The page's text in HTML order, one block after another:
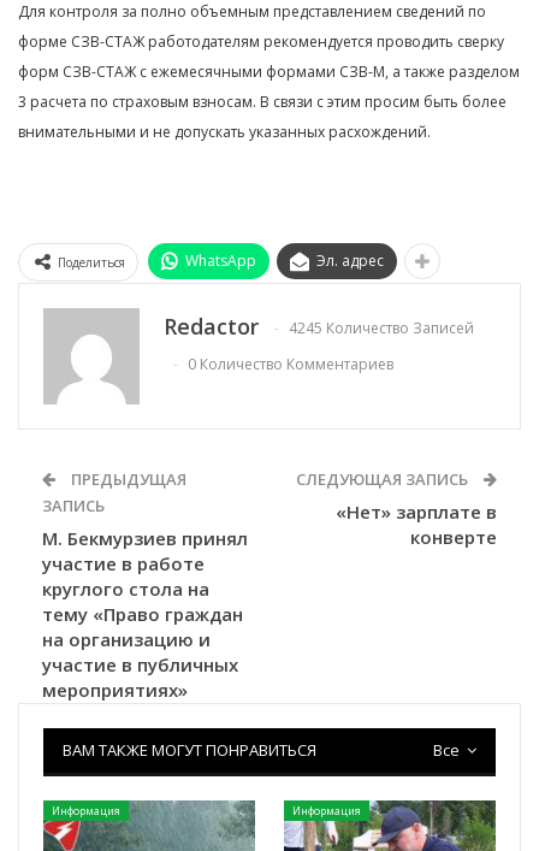
Для контроля за полно объемным представлением сведений по
форме СЗВ-СТАЖ работодателям рекомендуется проводить сверку
форм СЗВ-СТАЖ с ежемесячными формами СЗВ-М, а также разделом
3 расчета по страховым взносам. В связи с этим просим быть более
внимательными и не допускать указанных расхождений.
Поделиться WhatsApp Эл. адрес
Redactor
4245 Количество Записей
0 Количество Комментариев
ПРЕДЫДУЩАЯ
ЗАПИСЬ
М. Бекмурзиев принял
участие в работе
круглого стола на
тему «Право граждан
на организацию и
участие в публичных
мероприятиях»
СЛЕДУЮЩАЯ ЗАПИСЬ
«Нет» зарплате в
конверте
Все
ВАМ ТАКЖЕ МОГУТ ПОНРАВИТЬСЯ
Информация Информация